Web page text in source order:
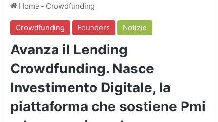
Home - Crowdfunding
Crowdfunding Founders Notizie
Avanza il Lending
Crowdfunding. Nasce
Investimento Digitale, la
piattaforma che sostiene Pmi